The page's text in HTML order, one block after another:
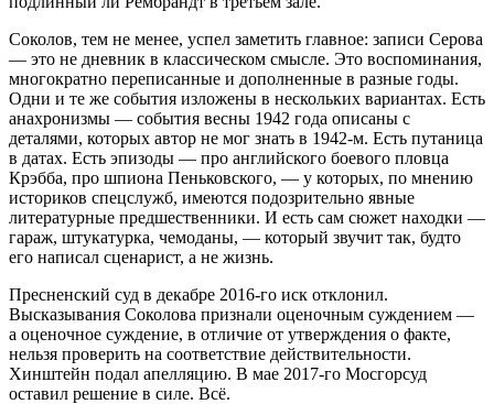
Соколов, тем не менее, успел заметить главное: записи Серова
— это не дневник в классическом смысле. Это воспоминания,
многократно переписанные и дополненные в разные годы.
Одни и те же события изложены в нескольких вариантах. Есть
анахронизмы — события весны 1942 года описаны с
деталями, которых автор не мог знать в 1942-м. Есть путаница
в датах. Есть эпизоды — про английского боевого пловца
Крэбба, про шпиона Пеньковского, — у которых, по мнению
историков спецслужб, имеются подозрительно явные
литературные предшественники. И есть сам сюжет находки —
гараж, штукатурка, чемоданы, — который звучит так, будто
его написал сценарист, а не жизнь.
Пресненский суд в декабре 2016-го иск отклонил.
Высказывания Соколова признали оценочным суждением —
а оценочное суждение, в отличие от утверждения о факте,
нельзя проверить на соответствие действительности.
Хинштейн подал апелляцию. В мае 2017-го Мосгорсуд
оставил решение в силе. Всё.